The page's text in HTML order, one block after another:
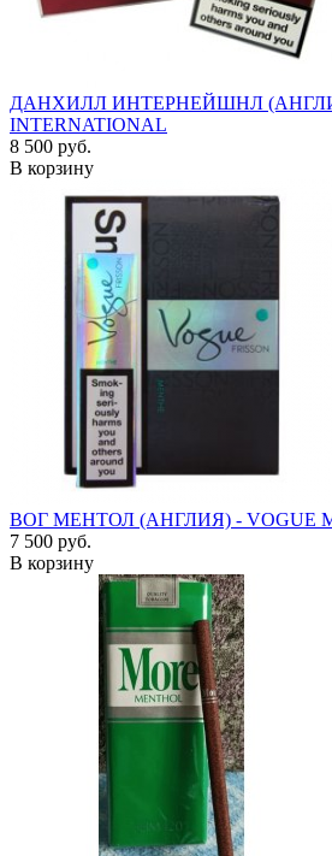
ДАНХИЛЛ ИНТЕРНЕЙШНЛ
INTERNATIONAL
8 500 руб.
В корзину
ВОГ МЕНТОЛ (АНГЛИЯ) - VOGUE
7 500 руб.
В корзину